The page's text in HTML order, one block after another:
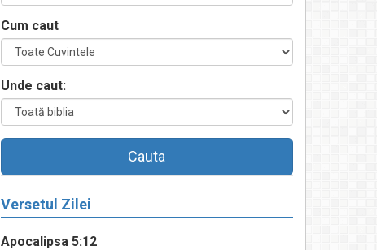
Cum caut
Unde caut:
Cauta
Versetul Zilei
Apocalipsa 5:12